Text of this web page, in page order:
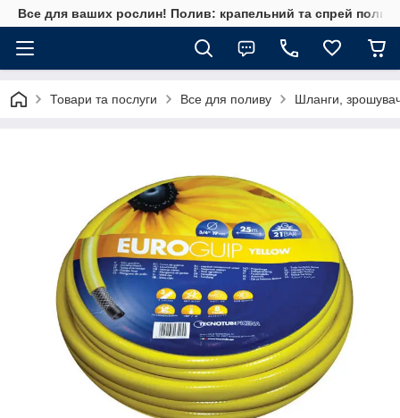
Все для ваших рослин! Полив: крапельний та спрей полив,
Товари та послуги Все для поливу Шланги,